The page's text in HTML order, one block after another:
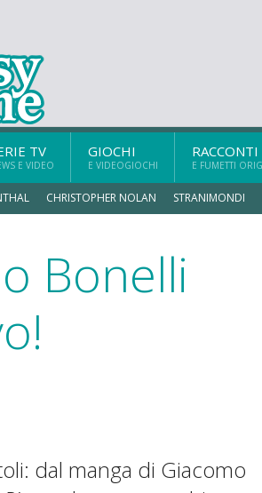
TV
E VIDEO
GIOCHI
E VIDEOGIOCHI
RACCONTI
E FUMETTI
CHRISTOPHER NOLAN STRANIMONDI
Bonelli
dal manga di Giacomo